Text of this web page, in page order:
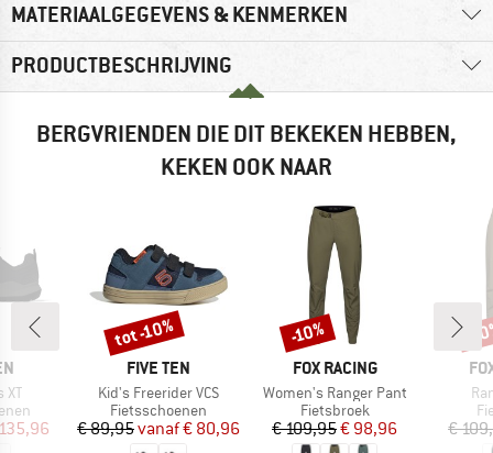
MATERIAALGEGEVENS & KENMERKEN
PRODUCTBESCHRIJVING
BERGVRIENDEN DIE DIT BEKEKEN HEBBEN,
KEKEN OOK NAAR
XT
prijs
MERK
FIVE TEN
Artikel
Kid's Freerider VCS
Productgroep
Fietsschoenen
Prijs
€ 89,95 Verlaagde prijs
vanaf€ 80,96
Korting
tot -10%
MERK
FOX RACING
Artikel
Women's Ranger Pant
Productgroep
Fietsbroek
Prijs
€ 109,95Verlaagde prijs
€ 98,96
Korting
-10%
€
-